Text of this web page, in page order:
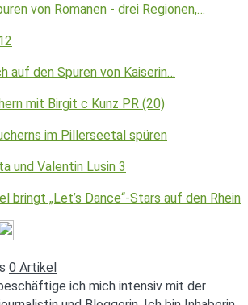
von Romanen - drei Regionen,…
auf den Spuren von Kaiserin…
im Pillerseetal spüren
bringt „Let’s Dance“-Stars auf den Rhein
0 Artikel
ich mich intensiv mit der